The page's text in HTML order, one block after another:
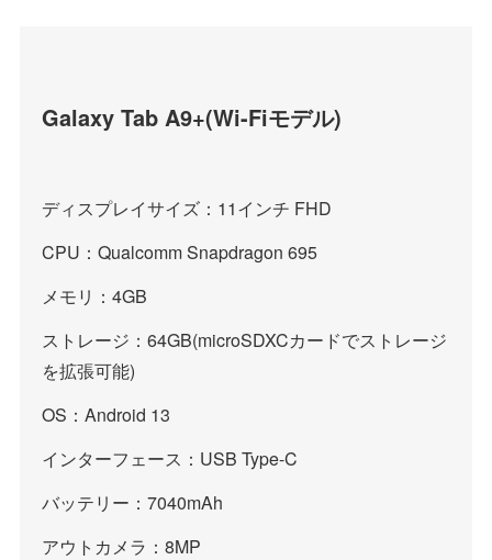
Galaxy Tab A9+(Wi-Fiモデル)
ディスプレイサイズ：11インチ FHD
CPU：Qualcomm Snapdragon 695
メモリ：4GB
ストレージ：64GB(microSDXCカードでストレージ
を拡張可能)
OS：Android 13
インターフェース：USB Type-C
バッテリー：7040mAh
アウトカメラ：8MP